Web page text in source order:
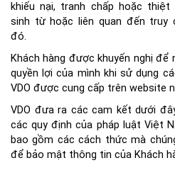
khiếu nại, tranh chấp hoặc thiệt
sinh từ hoặc liên quan đến truy
đó.
Khách hàng được khuyến nghị để
quyền lợi của mình khi sử dụng
VDO được cung cấp trên website
VDO đưa ra các cam kết dưới
các quy định của pháp luật Việt
bao gồm các cách thức mà
để bảo mật thông tin của Khách